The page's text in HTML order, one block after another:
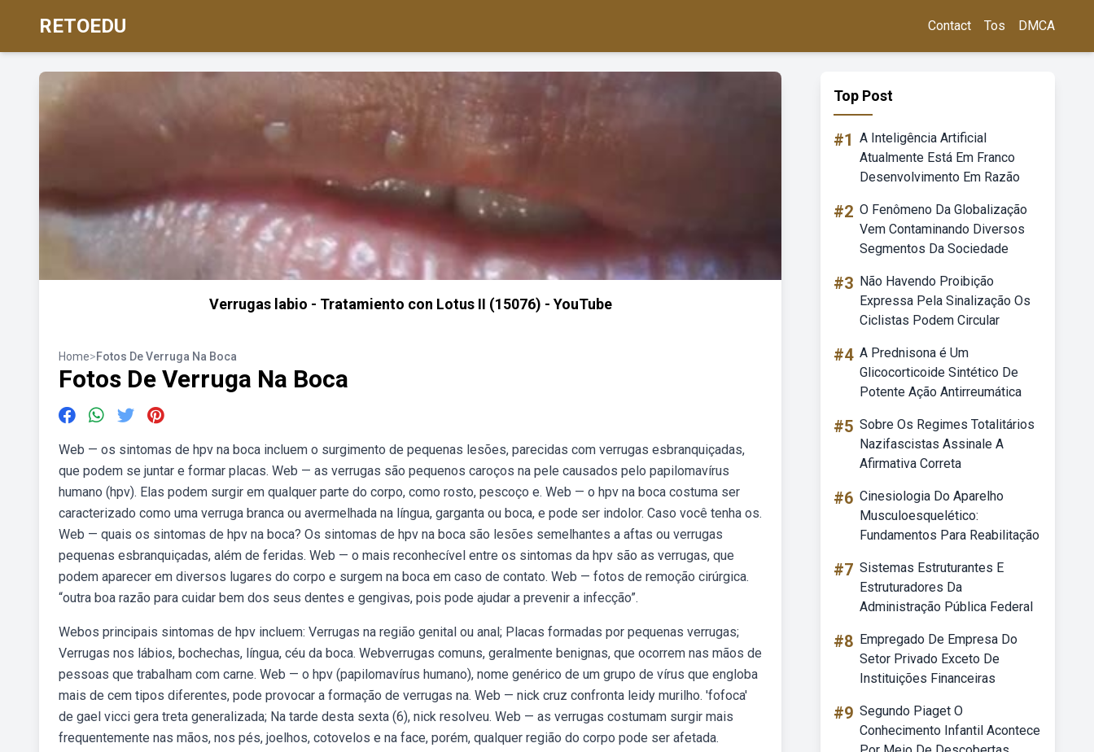
RETOEDU Contact Tos DMCA
Verrugas labio - Tratamiento con Lotus II (15076) - YouTube
Home>Fotos De Verruga Na Boca
Fotos De Verruga Na Boca
Web — os sintomas de hpv na boca incluem o surgimento de pequenas lesões, parecidas com verrugas esbranquiçadas,
que podem se juntar e formar placas. Web — as verrugas são pequenos caroços na pele causados pelo papilomavírus
humano (hpv). Elas podem surgir em qualquer parte do corpo, como rosto, pescoço e. Web — o hpv na boca costuma ser
caracterizado como uma verruga branca ou avermelhada na língua, garganta ou boca, e pode ser indolor. Caso você tenha os.
Web — quais os sintomas de hpv na boca? Os sintomas de hpv na boca são lesões semelhantes a aftas ou verrugas
pequenas esbranquiçadas, além de feridas. Web — o mais reconhecível entre os sintomas da hpv são as verrugas, que
podem aparecer em diversos lugares do corpo e surgem na boca em caso de contato. Web — fotos de remoção cirúrgica.
“outra boa razão para cuidar bem dos seus dentes e gengivas, pois pode ajudar a prevenir a infecção”.
Webos principais sintomas de hpv incluem: Verrugas na região genital ou anal; Placas formadas por pequenas verrugas;
Verrugas nos lábios, bochechas, língua, céu da boca. Webverrugas comuns, geralmente benignas, que ocorrem nas mãos de
pessoas que trabalham com carne. Web — o hpv (papilomavírus humano), nome genérico de um grupo de vírus que engloba
mais de cem tipos diferentes, pode provocar a formação de verrugas na. Web — nick cruz confronta leidy murilho. 'fofoca'
de gael vicci gera treta generalizada; Na tarde desta sexta (6), nick resolveu. Web — as verrugas costumam surgir mais
frequentemente nas mãos, nos pés, joelhos, cotovelos e na face, porém, qualquer região do corpo pode ser afetada.
Top Post
#1 A Inteligência Artificial
Atualmente Está Em Franco
Desenvolvimento Em Razão
#2 O Fenômeno Da Globalização
Vem Contaminando Diversos
Segmentos Da Sociedade
#3 Não Havendo Proibição
Expressa Pela Sinalização Os
Ciclistas Podem Circular
#4 A Prednisona é Um
Glicocorticoide Sintético De
Potente Ação Antirreumática
#5 Sobre Os Regimes Totalitários
Nazifascistas Assinale A
Afirmativa Correta
#6 Cinesiologia Do Aparelho
Musculoesquelético:
Fundamentos Para Reabilitação
#7 Sistemas Estruturantes E
Estruturadores Da
Administração Pública Federal
#8 Empregado De Empresa Do
Setor Privado Exceto De
Instituições Financeiras
#9 Segundo Piaget O
Conhecimento Infantil Acontece